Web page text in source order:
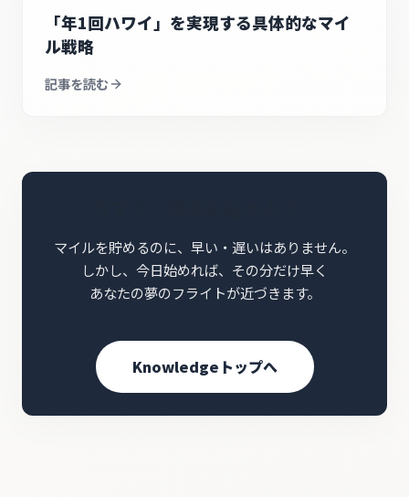
「年1回ハワイ」を実現する具体的なマイ
ル戦略
記事を読む
マイルを貯めるのに、早い・遅いはありません。
しかし、今日始めれば、その分だけ早く
あなたの夢のフライトが近づきます。
Knowledgeトップへ